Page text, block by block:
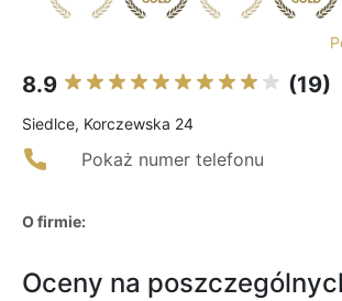
8.9 (19)
Siedlce, Korczewska 24
Pokaż numer telefonu
O firmie:
Oceny na